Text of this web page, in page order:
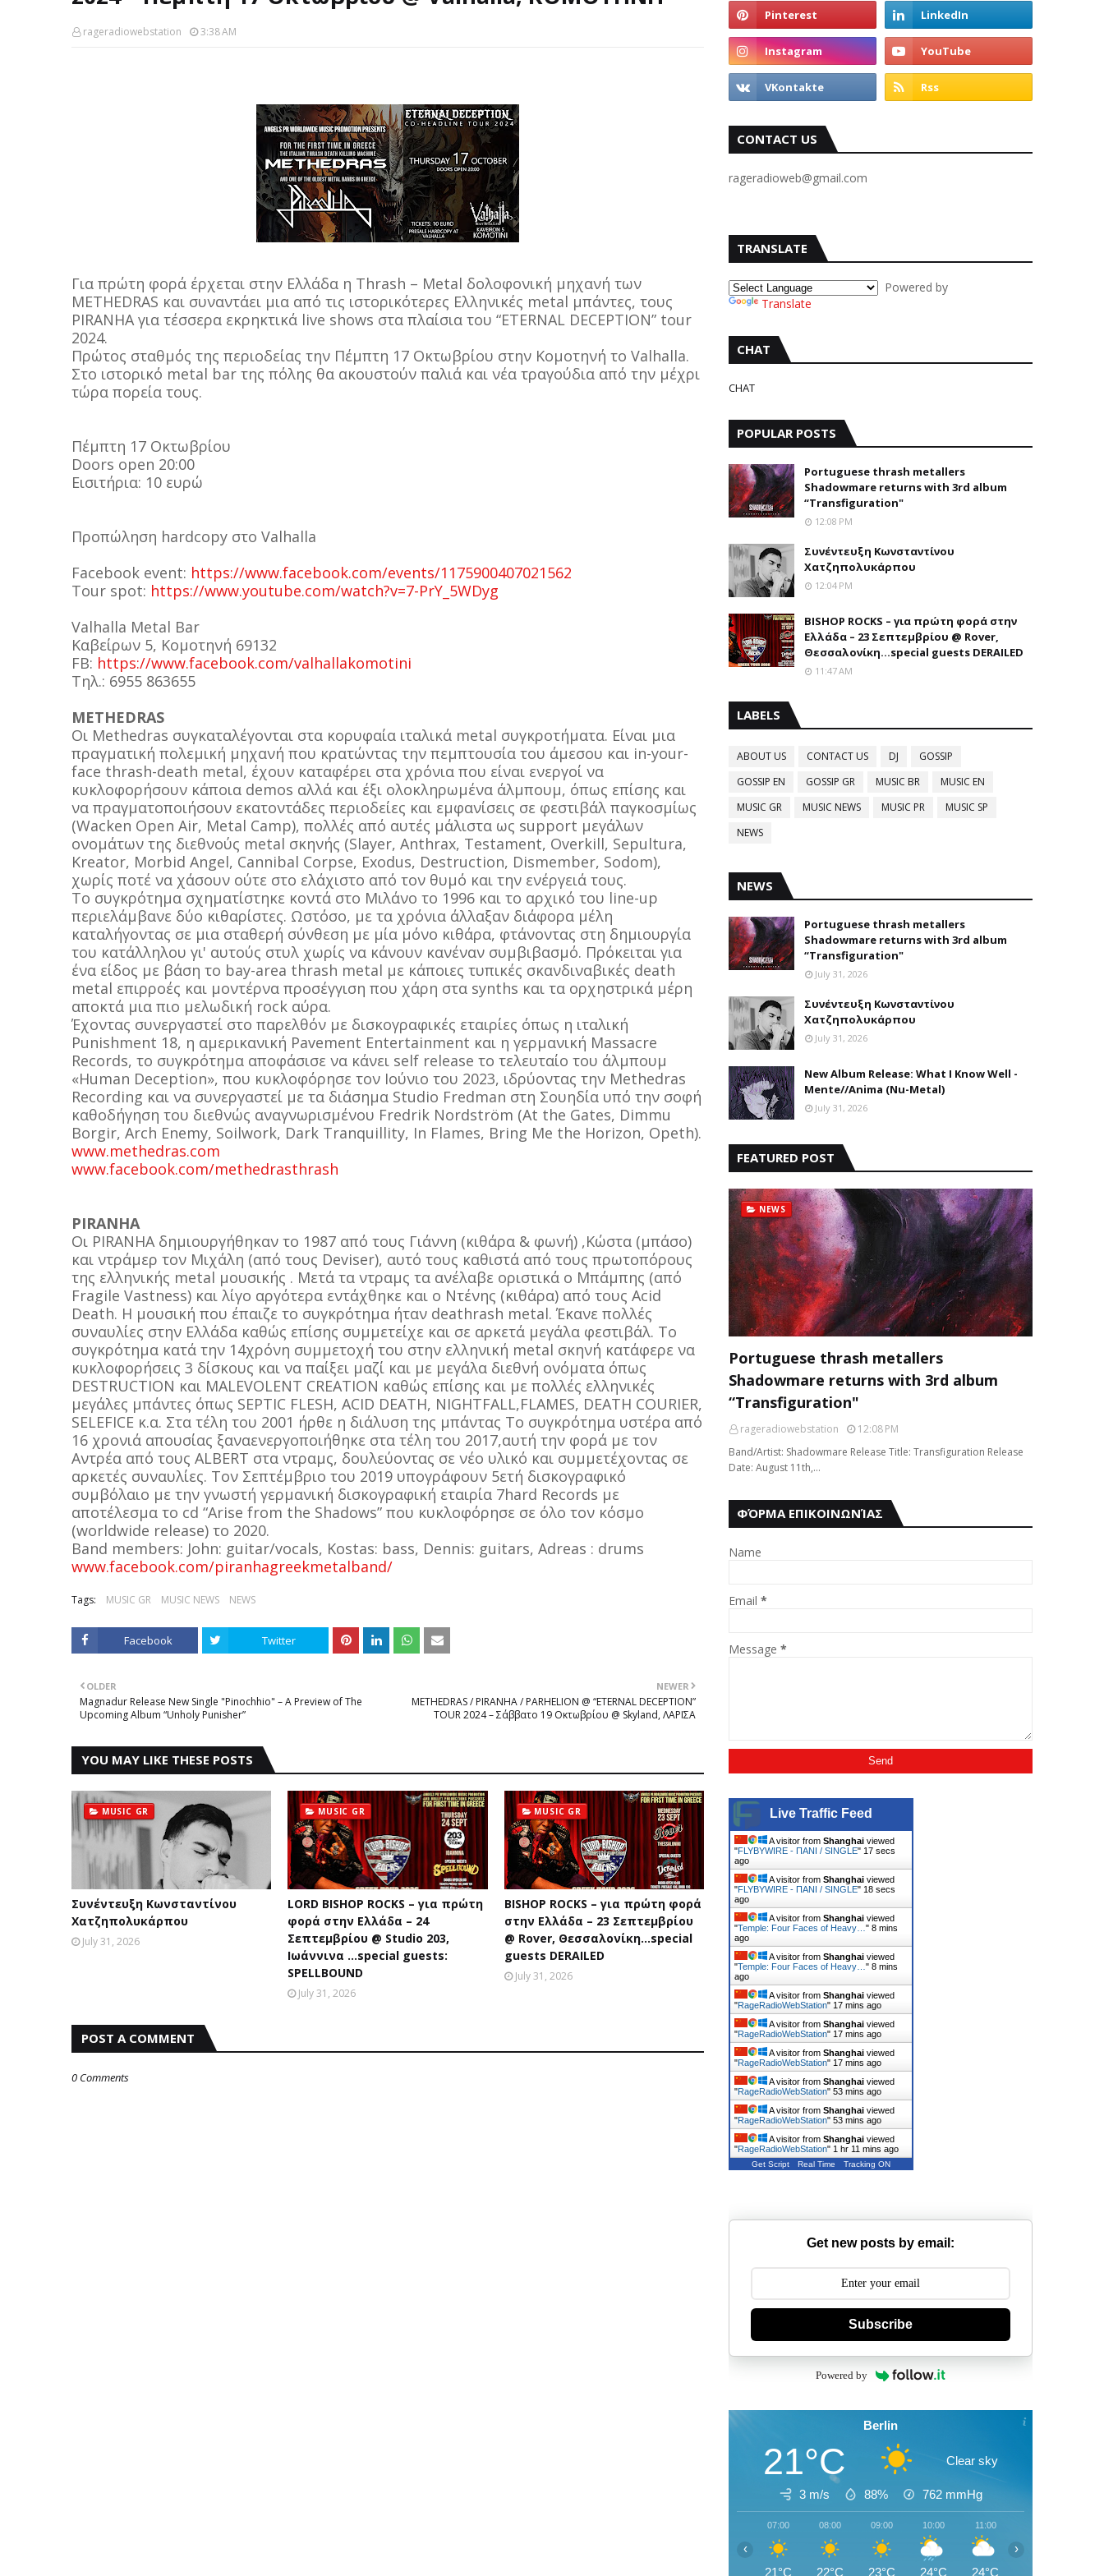
rageradiowebstation 3:38 AM
Για πρώτη φορά έρχεται στην Ελλάδα η Thrash – Metal δολοφονική μηχανή των
METHEDRAS και συναντάει μια από τις ιστορικότερες Ελληνικές metal μπάντες, τους
PIRANHA για τέσσερα εκρηκτικά live shows στα πλαίσια του “ETERNAL DECEPTION” tour
2024.
Πρώτος σταθμός της περιοδείας την Πέμπτη 17 Οκτωβρίου στην Κομοτηνή το Valhalla.
Στο ιστορικό metal bar της πόλης θα ακουστούν παλιά και νέα τραγούδια από την μέχρι
τώρα πορεία τους.
Πέμπτη 17 Οκτωβρίου
Doors open 20:00
Εισιτήρια: 10 ευρώ
Προπώληση hardcopy στο Valhalla
Facebook event: https://www.facebook.com/events/1175900407021562
Tour spot: https://www.youtube.com/watch?v=7-PrY_5WDyg
Valhalla Metal Bar
Καβείρων 5, Κομοτηνή 69132
FB: https://www.facebook.com/valhallakomotini
Τηλ.: 6955 863655
METHEDRAS
Οι Methedras συγκαταλέγονται στα κορυφαία ιταλικά metal συγκροτήματα. Είναι μια
πραγματική πολεμική μηχανή που κρατώντας την πεμπτουσία του άμεσου και in-your-
face thrash-death metal, έχουν καταφέρει στα χρόνια που είναι ενεργοί να
κυκλοφορήσουν κάποια demos αλλά και έξι ολοκληρωμένα άλμπουμ, όπως επίσης και
να πραγματοποιήσουν εκατοντάδες περιοδείες και εμφανίσεις σε φεστιβάλ παγκοσμίως
(Wacken Open Air, Metal Camp), πολλές από αυτές μάλιστα ως support μεγάλων
ονομάτων της διεθνούς metal σκηνής (Slayer, Anthrax, Testament, Overkill, Sepultura,
Kreator, Morbid Angel, Cannibal Corpse, Exodus, Destruction, Dismember, Sodom),
χωρίς ποτέ να χάσουν ούτε στο ελάχιστο από τον θυμό και την ενέργειά τους.
Το συγκρότημα σχηματίστηκε κοντά στο Μιλάνο το 1996 και το αρχικό του line-up
περιελάμβανε δύο κιθαρίστες. Ωστόσο, με τα χρόνια άλλαξαν διάφορα μέλη
καταλήγοντας σε μια σταθερή σύνθεση με μία μόνο κιθάρα, φτάνοντας στη δημιουργία
του κατάλληλου γι' αυτούς στυλ χωρίς να κάνουν κανέναν συμβιβασμό. Πρόκειται για
ένα είδος με βάση το bay-area thrash metal με κάποιες τυπικές σκανδιναβικές death
metal επιρροές και μοντέρνα προσέγγιση που χάρη στα synths και τα ορχηστρικά μέρη
αποκτά μια πιο μελωδική rock αύρα.
Έχοντας συνεργαστεί στο παρελθόν με δισκογραφικές εταιρίες όπως η ιταλική
Punishment 18, η αμερικανική Pavement Entertainment και η γερμανική Massacre
Records, το συγκρότημα αποφάσισε να κάνει self release το τελευταίο του άλμπουμ
«Human Deception», που κυκλοφόρησε τον Ιούνιο του 2023, ιδρύοντας την Methedras
Recording και να συνεργαστεί με τα διάσημα Studio Fredman στη Σουηδία υπό την σοφή
καθοδήγηση του διεθνώς αναγνωρισμένου Fredrik Nordström (At the Gates, Dimmu
Borgir, Arch Enemy, Soilwork, Dark Tranquillity, In Flames, Bring Me the Horizon, Opeth).
www.methedras.com
www.facebook.com/methedrasthrash
PIRANHA
Οι PIRANHA δημιουργήθηκαν το 1987 από τους Γιάννη (κιθάρα & φωνή) ,Κώστα (μπάσο)
και ντράμερ τον Μιχάλη (από τους Deviser), αυτό τους καθιστά από τους πρωτοπόρους
της ελληνικής metal μουσικής . Μετά τα ντραμς τα ανέλαβε οριστικά ο Μπάμπης (από
Fragile Vastness) και λίγο αργότερα εντάχθηκε και ο Ντένης (κιθάρα) από τους Acid
Death. Η μουσική που έπαιζε το συγκρότημα ήταν deathrash metal. Έκανε πολλές
συναυλίες στην Ελλάδα καθώς επίσης συμμετείχε και σε αρκετά μεγάλα φεστιβάλ. Το
συγκρότημα κατά την 14χρόνη συμμετοχή του στην ελληνική metal σκηνή κατάφερε να
κυκλοφορήσεις 3 δίσκους και να παίξει μαζί και με μεγάλα διεθνή ονόματα όπως
DESTRUCTION και MALEVOLENT CREATION καθώς επίσης και με πολλές ελληνικές
μεγάλες μπάντες όπως SEPTIC FLESH, ACID DEATH, NIGHTFALL,FLAMES, DEATH COURIER,
SELEFICE κ.α. Στα τέλη του 2001 ήρθε η διάλυση της μπάντας Το συγκρότημα υστέρα από
16 χρονιά απουσίας ξαναενεργοποιήθηκε στα τέλη του 2017,αυτή την φορά με τον
Αντρέα από τους ALBERT στα ντραμς, δουλεύοντας σε νέο υλικό και συμμετέχοντας σε
αρκετές συναυλίες. Τον Σεπτέμβριο του 2019 υπογράφουν 5ετή δισκογραφικό
συμβόλαιο με την γνωστή γερμανική δισκογραφική εταιρία 7hard Records με
αποτέλεσμα το cd “Arise from the Shadows” που κυκλοφόρησε σε όλο τον κόσμο
(worldwide release) το 2020.
Band members: John: guitar/vocals, Kostas: bass, Dennis: guitars, Adreas : drums
www.facebook.com/piranhagreekmetalband/
Tags: MUSIC GR MUSIC NEWS NEWS
Facebook Twitter
NEWER
ΜΕΤΗEDRAS / PIRANHA / PARHELION @ “ETERNAL DECEPTION”
TOUR 2024 – Σάββατο 19 Οκτωβρίου @ Skyland, ΛΑΡΙΣΑ
OLDER
Magnadur Release New Single "Pinochhio" – A Preview of The
Upcoming Album “Unholy Punisher”
YOU MAY LIKE THESE POSTS
MUSIC GR
Συνέντευξη Κωνσταντίνου
Χατζηπολυκάρπου
July 31, 2026
MUSIC GR
LORD BISHOP ROCKS – για πρώτη
φορά στην Ελλάδα – 24
Σεπτεμβρίου @ Studio 203,
Ιωάννινα …special guests:
SPELLBOUND
July 31, 2026
MUSIC GR
BISHOP ROCKS – για πρώτη φορά
στην Ελλάδα – 23 Σεπτεμβρίου
@ Rover, Θεσσαλονίκη...special
guests DERAILED
July 31, 2026
POST A COMMENT
0 Comments
CONTACT US
rageradioweb@gmail.com
TRANSLATE
Powered by
Translate
CHAT
CHAT
POPULAR POSTS
Portuguese thrash metallers
Shadowmare returns with 3rd album
“Transfiguration"
12:08 PM
Συνέντευξη Κωνσταντίνου
Χατζηπολυκάρπου
12:04 PM
BISHOP ROCKS – για πρώτη φορά στην
Ελλάδα – 23 Σεπτεμβρίου @ Rover,
Θεσσαλονίκη...special guests DERAILED
11:47 AM
LABELS
ABOUT US CONTACT US DJ
GOSSIP
GOSSIP EN
GOSSIP GR MUSIC BR
MUSIC EN
MUSIC GR
MUSIC NEWS MUSIC PR
MUSIC SP
NEWS
NEWS
Portuguese thrash metallers
Shadowmare returns with 3rd album
“Transfiguration"
July 31, 2026
Συνέντευξη Κωνσταντίνου
Χατζηπολυκάρπου
July 31, 2026
New Album Release: What I Know Well -
Mente//Anima (Nu-Metal)
July 31, 2026
FEATURED POST
NEWS
Portuguese thrash metallers
Shadowmare returns with 3rd album
“Transfiguration"
rageradiowebstation
12:08 PM
Band/Artist: Shadowmare Release Title: Transfiguration Release
Date: August 11th,…
ΦΌΡΜΑ ΕΠΙΚΟΙΝΩΝΊΑΣ
Name
Email *
Message *
Live Traffic Feed
A visitor from Shanghai viewed
"FLYBYWIRE - ΠΑΝΙ / SINGLE" 19 secs
ago
A visitor from Shanghai viewed
"FLYBYWIRE - ΠΑΝΙ / SINGLE" 20 secs
ago
A visitor from Shanghai viewed
"Temple: Four Faces of Heavy… " 8 mins
ago
A visitor from Shanghai viewed
"Temple: Four Faces of Heavy… " 8 mins
ago
A visitor from Shanghai viewed
"RageRadioWebStation" 17 mins ago
A visitor from Shanghai viewed
"RageRadioWebStation" 17 mins ago
A visitor from Shanghai viewed
"RageRadioWebStation" 17 mins ago
A visitor from Shanghai viewed
"RageRadioWebStation" 53 mins ago
A visitor from Shanghai viewed
"RageRadioWebStation" 53 mins ago
A visitor from Shanghai viewed
"RageRadioWebStation" 1 hr 11 mins ago
Get Script Real Time Tracking ON
Get new posts by email:
Subscribe
Powered by
Berlin
21°C Clear sky
3 m/s 88% 762 mmHg
07:00
21°C
08:00
22°C
09:00
23°C
10:00
24°C
11:00
24°C
‹ ›